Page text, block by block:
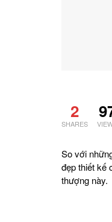
2
SHARES
So với
đẹp thiết kế
thượng này.